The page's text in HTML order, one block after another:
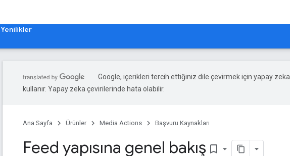
Yenilikler
Google, içerikleri tercih ettiğiniz dile çevirmek için yapay
kullanır. Yapay zeka çevirilerinde hata olabilir.
Ana Sayfa Ürünler Media Actions Başvuru Kaynakları
Feed yapısına genel bakış bookmark_border